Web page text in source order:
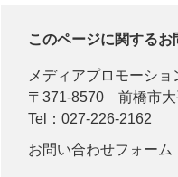
このページに関するお
メディアプロモーショ
〒371-8570
前橋市
Tel：027-226-2162
お問い合わせフォーム